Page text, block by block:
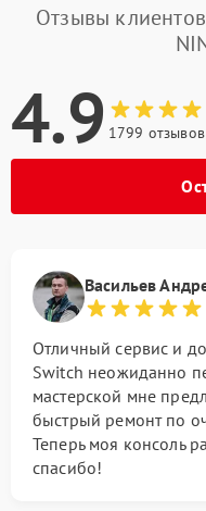
Отзывы
4.9 1799 отзывов
Васильев
Отличный сервис и
Switch неожиданно
мастерской мне
быстрый ремонт по
Теперь моя консоль
спасибо!